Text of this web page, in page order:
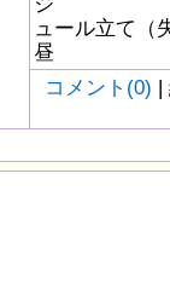
ュール立て（
昼
コメント(0) |